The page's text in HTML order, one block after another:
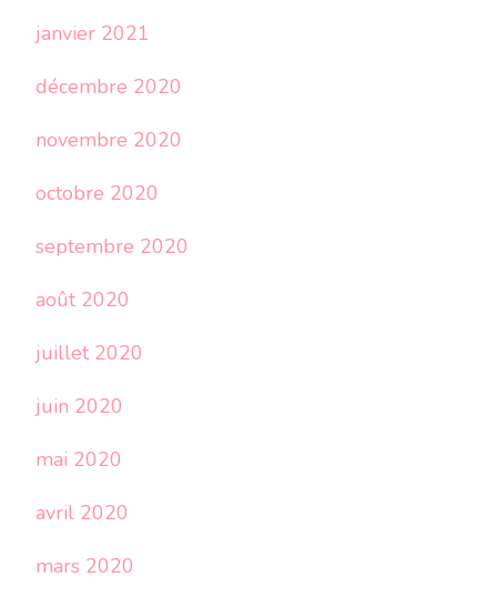
janvier 2021
décembre 2020
novembre 2020
octobre 2020
septembre 2020
août 2020
juillet 2020
juin 2020
mai 2020
avril 2020
mars 2020